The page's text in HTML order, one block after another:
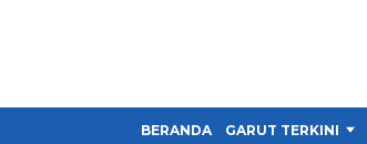
BERANDA GARUT TERKINI